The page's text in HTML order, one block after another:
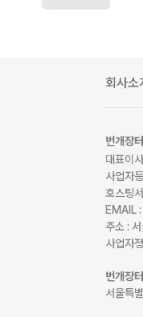
회사소
번개장
대표이
사업자
호스팅
주소 :
사업자
번개장
서울특